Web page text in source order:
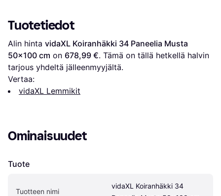
Tuotetiedot
Alin hinta vidaXL Koiranhäkki 34 Paneelia Musta
50x100 cm on 678,99 €. Tämä on tällä hetkellä halvin
tarjous yhdeltä jälleenmyyjältä.
Vertaa:
vidaXL Lemmikit
Ominaisuudet
Tuote
Tuotteen nimi
vidaXL Koiranhäkki 34